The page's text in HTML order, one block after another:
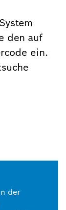
den auf
ein.
der